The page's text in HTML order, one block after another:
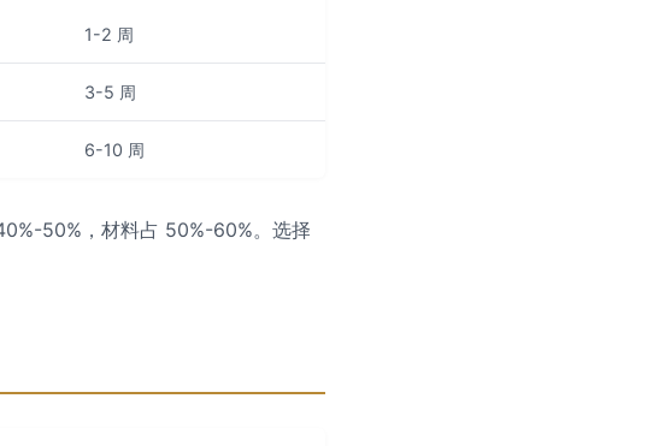
1-2 周
3-5 周
6-10 周
50%，材料占 50%-60%。选择